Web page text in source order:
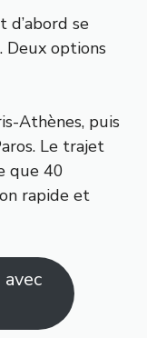
se
Deux options
Athènes, puis
Le trajet
que 40
rapide et